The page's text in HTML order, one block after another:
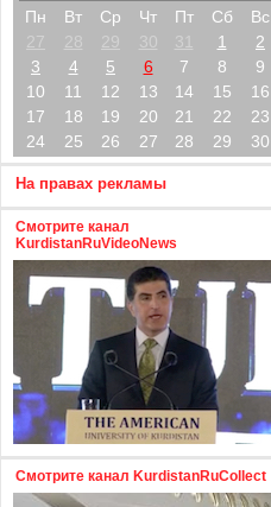
Пн Вт Ср Чт Пт Сб
Вс
27
28 29 30 31 1
2
3
4 5 6 7 8
9
10
11 12 13 14 15
16
17
18 19 20 21 22
23
24
25 26 27 28 29 30
На правах рекламы
Смотрите канал
KurdistanRuVideoNews
Смотрите канал KurdistanRuCollect